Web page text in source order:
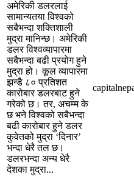
अमेरिकी डलरलाई
सामान्यतया विश्वको
सबैभन्दा शक्तिशाली
मुद्रा मानिन्छ। अमेरिकी
डलर विश्वव्यापारमा
सबैभन्दा बढी प्रयोग हुने
मुद्रा हो। कूल व्यापारमा
झन्डै ८० प्रतिशत
कारोबार डलरबाट हुने
गरेको छ। तर, अचम्म के
छ भने विश्वको सबैभन्दा
बढी कारोबार हुने डलर
कुवेतको मुद्रा ‘दिनार’
भन्दा धेरै तल छ।
डलरभन्दा अन्य धेरै
देशका मुद्रा...